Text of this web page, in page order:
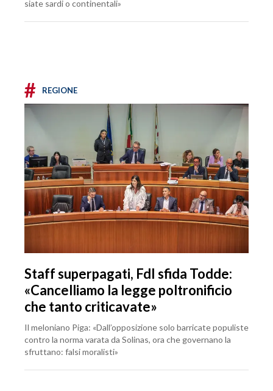
siate sardi o continentali»
# REGIONE
Staff superpagati, FdI sfida Todde:
«Cancelliamo la legge poltronificio
che tanto criticavate»
Il meloniano Piga: «Dall’opposizione solo barricate populiste
contro la norma varata da Solinas, ora che governano la
sfruttano: falsi moralisti»